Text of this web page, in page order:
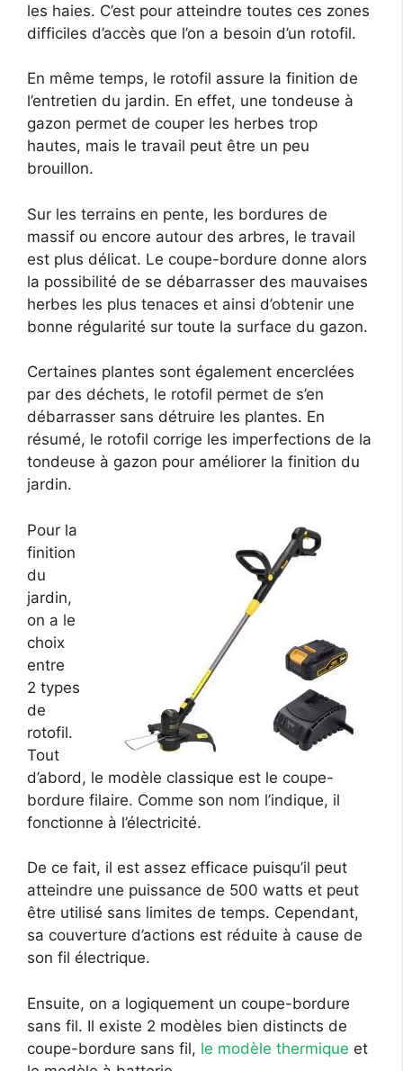
les haies. C’est pour atteindre toutes ces zones
difficiles d’accès que l’on a besoin d’un rotofil.
En même temps, le rotofil assure la finition de
l’entretien du jardin. En effet, une tondeuse à
gazon permet de couper les herbes trop
hautes, mais le travail peut être un peu
brouillon.
Sur les terrains en pente, les bordures de
massif ou encore autour des arbres, le travail
est plus délicat. Le coupe-bordure donne alors
la possibilité de se débarrasser des mauvaises
herbes les plus tenaces et ainsi d’obtenir une
bonne régularité sur toute la surface du gazon.
Certaines plantes sont également encerclées
par des déchets, le rotofil permet de s’en
débarrasser sans détruire les plantes. En
résumé, le rotofil corrige les imperfections de la
tondeuse à gazon pour améliorer la finition du
jardin.
Pour la
finition
du
jardin,
on a le
choix
entre
2 types
de
rotofil.
Tout
d’abord, le modèle classique est le coupe-
bordure filaire. Comme son nom l’indique, il
fonctionne à l’électricité.
De ce fait, il est assez efficace puisqu’il peut
atteindre une puissance de 500 watts et peut
être utilisé sans limites de temps. Cependant,
sa couverture d’actions est réduite à cause de
son fil électrique.
Ensuite, on a logiquement un coupe-bordure
sans fil. Il existe 2 modèles bien distincts de
coupe-bordure sans fil, le modèle thermique et